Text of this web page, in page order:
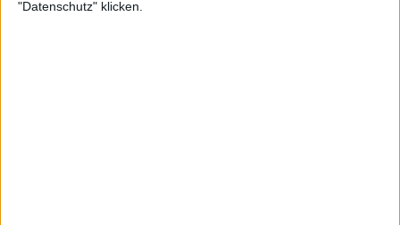
"Datenschutz" klicken.
den Charleston Open hilft. Die Australierin erreichte